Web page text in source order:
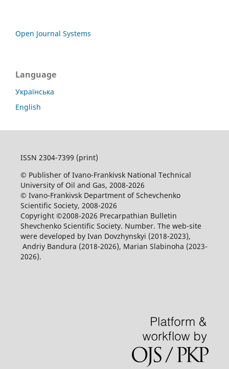
Open Journal Systems
Language
Українська
English
ISSN 2304-7399 (print)
© Publisher of Ivano-Frankivsk National Technical
University of Oil and Gas, 2008-2026
© Ivano-Frankivsk Department of Schevchenko
Scientific Society, 2008-2026
Copyright ©2008-2026 Precarpathian Bulletin
Shevchenko Scientific Society. Number. The web-site
were developed by Ivan Dovzhynskyi (2018-2023),
Andriy Bandura (2018-2026), Marian Slabinoha (2023-
2026).